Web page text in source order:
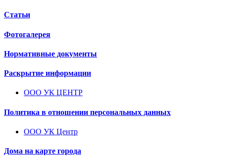
Статьи
Фотогалерея
Нормативные документы
Раскрытие информации
ООО УК ЦЕНТР
Политика в отношении персональных данных
ООО УК Центр
Дома на карте города